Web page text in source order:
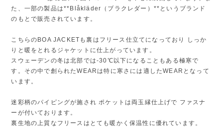
た、一部の製品は**Blåkläder（ブラクレダー）**というブランド
のもとで販売されています。
こちらのBOA JACKETも裏はフリース仕立てになっており しっか
りと暖をとれるジャケットに仕上がっています。
スウェーデンの冬は北部では-30℃以下になることもある極寒で
す。その中で創られたWEARは特に寒さには適したWEARとなって
います。
迷彩柄のパイピングが施され ポケットは両玉縁仕上げで ファスナ
ーが付いております。
裏生地の上質なフリースはとても暖かく保温性に優れています。